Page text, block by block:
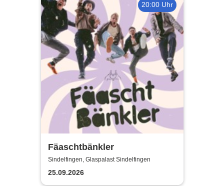
20:00 Uhr
Fäaschtbänkler
Sindelfingen, Glaspalast Sindelfingen
25.09.2026